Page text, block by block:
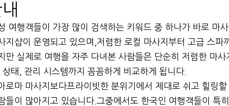
여행객들이 가장 많이 검색하는 키워드 중 하나가 바로 마
지샵이 운영되고 있으며,저렴한 로컬 마사지부터 고급 스파
만 실제로 여행을 자주 다녀본 사람들은 단순히 저렴한 마사
태, 관리 시스템까지 꼼꼼하게 비교하게 됩니다.
로마 마사지보다프라이빗한 분위기에서 제대로 쉬고 힐링
들이 많아지고 있습니다.그중에서도 한국인 여행객들이 특